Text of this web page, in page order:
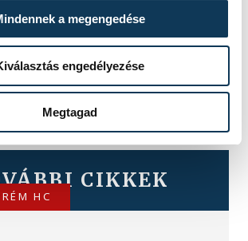
a megengedése
engedélyezése
Megtagad
CIKKEK
HC